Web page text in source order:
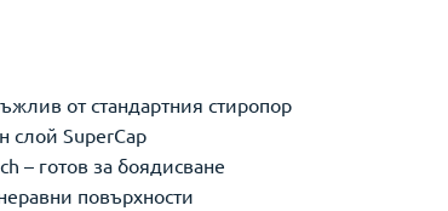
от стандартния стиропор
слой SuperCap
– готов за боядисване
повърхности